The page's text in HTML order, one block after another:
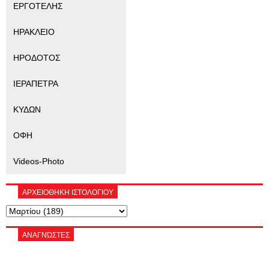
ΕΡΓΟΤΕΛΗΣ
ΗΡΑΚΛΕΙΟ
ΗΡΟΔΟΤΟΣ
ΙΕΡΑΠΕΤΡΑ
ΚΥΔΩΝ
ΟΦΗ
Videos-Photo
ΑΡΧΕΙΟΘΗΚΗ ΙΣΤΟΛΟΓΙΟΥ
ΑΝΑΓΝΏΣΤΕΣ